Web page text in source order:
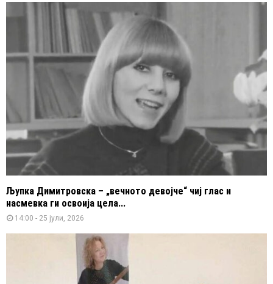
Љупка Димитровска – „вечното девојче“ чиј глас и
насмевка ги освоија цела...
14:00 - 25 јули, 2026